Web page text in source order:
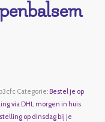
Categorie: Bestel je op
via DHL morgen in huis.
op dinsdag bij je